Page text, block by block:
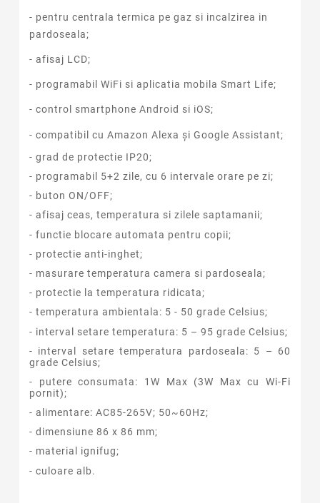
- pentru centrala termica pe gaz si incalzirea in
pardoseala;
- afisaj LCD;
- programabil WiFi si aplicatia mobila Smart Life;
- control smartphone Android si iOS;
- compatibil cu Amazon Alexa și Google Assistant;
- grad de protectie IP20;
- programabil 5+2 zile, cu 6 intervale orare pe zi;
- buton ON/OFF;
- afisaj ceas, temperatura si zilele saptamanii;
- functie blocare automata pentru copii;
- protectie anti-inghet;
- masurare temperatura camera si pardoseala;
- protectie la temperatura ridicata;
- temperatura ambientala: 5 - 50 grade Celsius;
- interval setare temperatura: 5 – 95 grade Celsius;
- interval setare temperatura pardoseala: 5 – 60
grade Celsius;
- putere consumata: 1W Max (3W Max cu Wi-Fi
pornit);
- alimentare: AC85-265V; 50~60Hz;
- dimensiune 86 x 86 mm;
- material ignifug;
- culoare alb.